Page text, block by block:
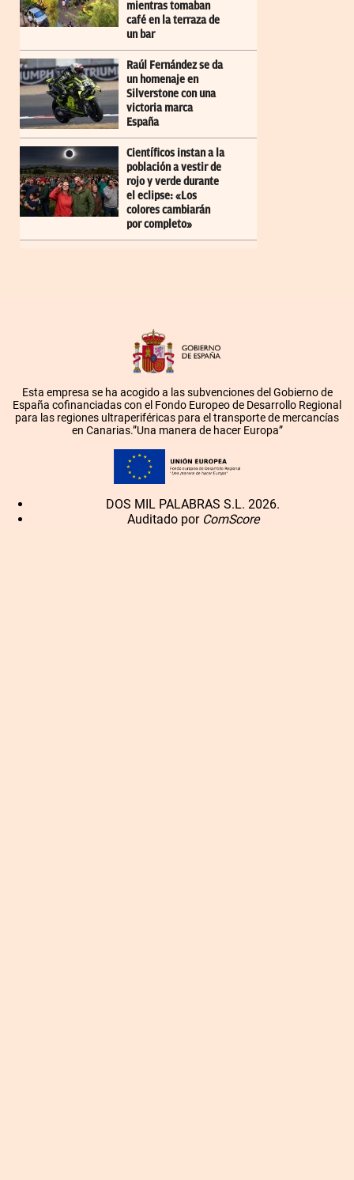
mientras tomaban
café en la terraza de
un bar
Raúl Fernández se da
un homenaje en
Silverstone con una
victoria marca
España
Científicos instan a la
población a vestir de
rojo y verde durante
el eclipse: «Los
colores cambiarán
por completo»
Esta empresa se ha acogido a las subvenciones del Gobierno de
España cofinanciadas con el Fondo Europeo de Desarrollo Regional
para las regiones ultraperiféricas para el transporte de mercancías
en Canarias.”Una manera de hacer Europa”
DOS MIL PALABRAS S.L. 2026.
Auditado por ComScore